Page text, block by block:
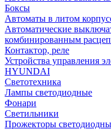
Боксы
Автоматы в литом
Автоматические
комбинированным
Контактор, реле
Устройства управления
HYUNDAI
Светотехника
Лампы светодиодные
Фонари
Светильники
Прожекторы